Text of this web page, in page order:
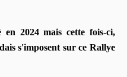
2024 mais cette fois-ci,
s'imposent sur ce Rallye